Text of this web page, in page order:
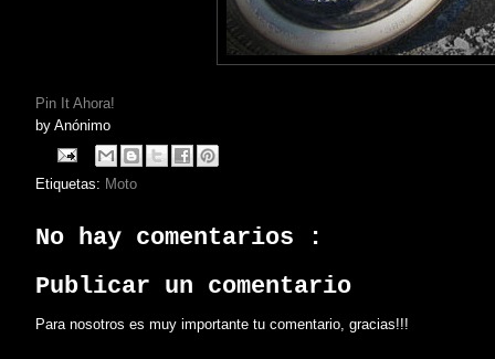
Pin It Ahora!
by Anónimo
Etiquetas: Moto
No hay comentarios :
Publicar un comentario
Para nosotros es muy importante tu comentario, gracias!!!